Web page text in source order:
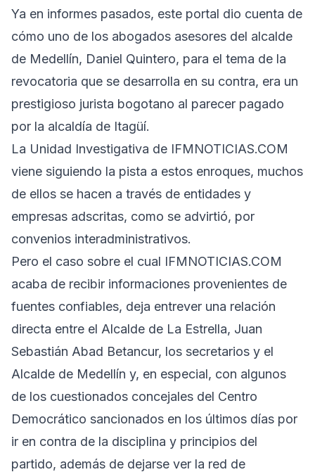
Ya en informes pasados, este portal dio cuenta de
cómo uno de los abogados asesores del alcalde
de Medellín, Daniel Quintero, para el tema de la
revocatoria que se desarrolla en su contra, era un
prestigioso jurista bogotano al parecer pagado
por la alcaldía de Itagüí.
La Unidad Investigativa de IFMNOTICIAS.COM
viene siguiendo la pista a estos enroques, muchos
de ellos se hacen a través de entidades y
empresas adscritas, como se advirtió, por
convenios interadministrativos.
Pero el caso sobre el cual IFMNOTICIAS.COM
acaba de recibir informaciones provenientes de
fuentes confiables, deja entrever una relación
directa entre el Alcalde de La Estrella, Juan
Sebastián Abad Betancur, los secretarios y el
Alcalde de Medellín y, en especial, con algunos
de los cuestionados concejales del Centro
Democrático sancionados en los últimos días por
ir en contra de la disciplina y principios del
partido, además de dejarse ver la red de